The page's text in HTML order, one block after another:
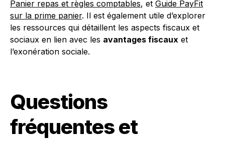
Panier repas et règles comptables, et Guide PayFit
sur la prime panier. Il est également utile d’explorer
les ressources qui détaillent les aspects fiscaux et
sociaux en lien avec les avantages fiscaux et
l’exonération sociale.
Questions
fréquentes et